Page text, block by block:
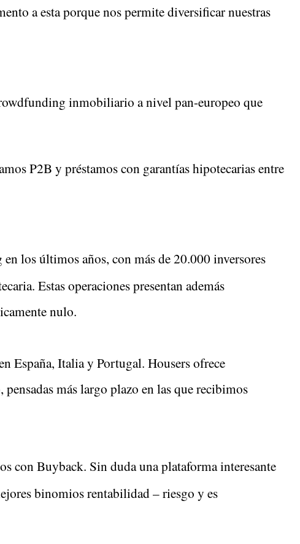
a esta porque nos permite diversificar nuestras
inmobiliario a nivel pan-europeo que
P2B y préstamos con garantías hipotecarias entre
los últimos años, con más de 20.000 inversores
Estas operaciones presentan además
nulo.
España, Italia y Portugal. Housers ofrece
más largo plazo en las que recibimos
con Buyback. Sin duda una plataforma interesante
binomios rentabilidad – riesgo y es